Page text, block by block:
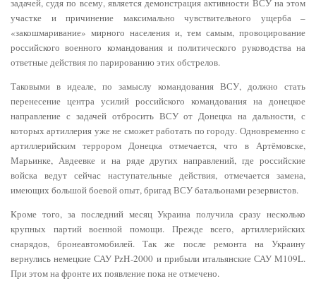
задачей, судя по всему, является демонстрация активности ВСУ на этом
участке и причинение максимально чувствительного ущерба –
«закошмаривание» мирного населения и, тем самым, провоцирование
российского военного командования и политического руководства на
ответные действия по парированию этих обстрелов.
Таковыми в идеале, по замыслу командования ВСУ, должно стать
перенесение центра усилий российского командования на донецкое
направление с задачей отбросить ВСУ от Донецка на дальности, с
которых артиллерия уже не сможет работать по городу. Одновременно с
артиллерийским террором Донецка отмечается, что в Артёмовске,
Марьинке, Авдеевке и на ряде других направлений, где российские
войска ведут сейчас наступательные действия, отмечается замена,
имеющих большой боевой опыт, бригад ВСУ батальонами резервистов.
Кроме того, за последний месяц Украина получила сразу несколько
крупных партий военной помощи. Прежде всего, артиллерийских
снарядов, бронеавтомобилей. Так же после ремонта на Украину
вернулись немецкие САУ PzH-2000 и прибыли итальянские САУ M109L.
При этом на фронте их появление пока не отмечено.